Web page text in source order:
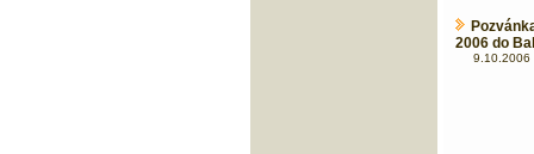
2006 do
9.10.2006